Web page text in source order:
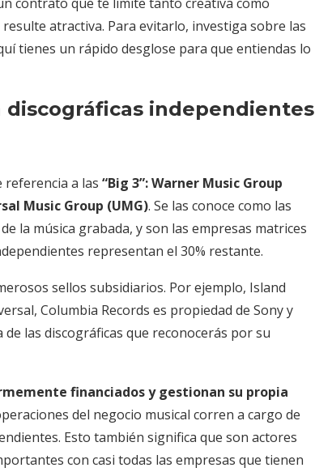
atractiva. Para evitarlo, investiga sobre las
tienes un rápido desglose para que entiendas lo
independientes
referencia a las “Big 3”: Warner Music Group
Music Group (UMG). Se las conoce como las
la música grabada, y son las empresas matrices
representan el 30% restante.
sellos subsidiarios. Por ejemplo, Island
Columbia Records es propiedad de Sony y
las discográficas que reconocerás por su
financiados y gestionan su propia
del negocio musical corren a cargo de
Esto también significa que son actores
con casi todas las empresas que tienen